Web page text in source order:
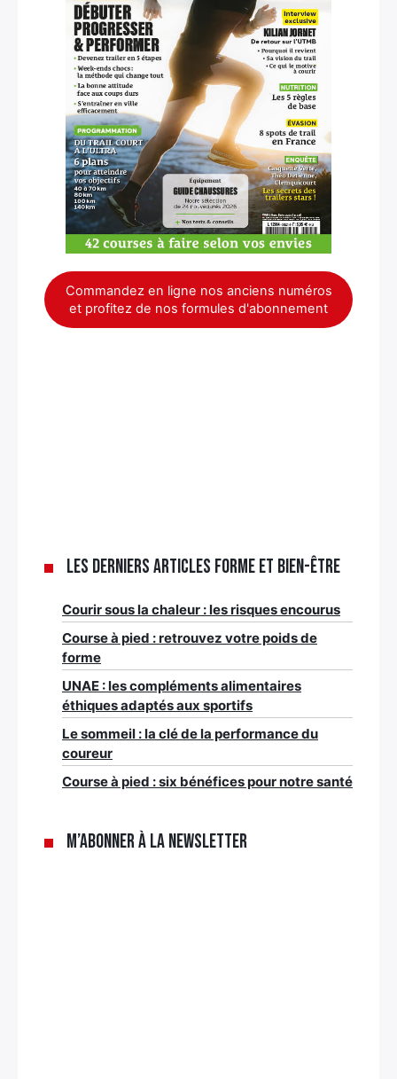
Commandez en ligne nos anciens numéros
et profitez de nos formules d'abonnement
Les derniers articles Forme et bien-être
Courir sous la chaleur : les risques encourus
Course à pied : retrouvez votre poids de
forme
UNAE : les compléments alimentaires
éthiques adaptés aux sportifs
Le sommeil : la clé de la performance du
coureur
Course à pied : six bénéfices pour notre santé
M’abonner à la newsletter